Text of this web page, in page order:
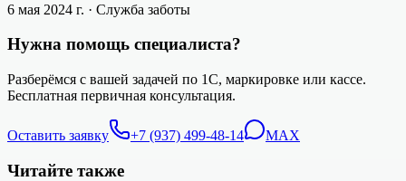
6 мая 2024 г. · Служба заботы
Нужна помощь специалиста?
Разберёмся с вашей задачей по 1С, маркировке или кассе.
Бесплатная первичная консультация.
Оставить заявку +7 (937) 499-48-14 MAX
Читайте также